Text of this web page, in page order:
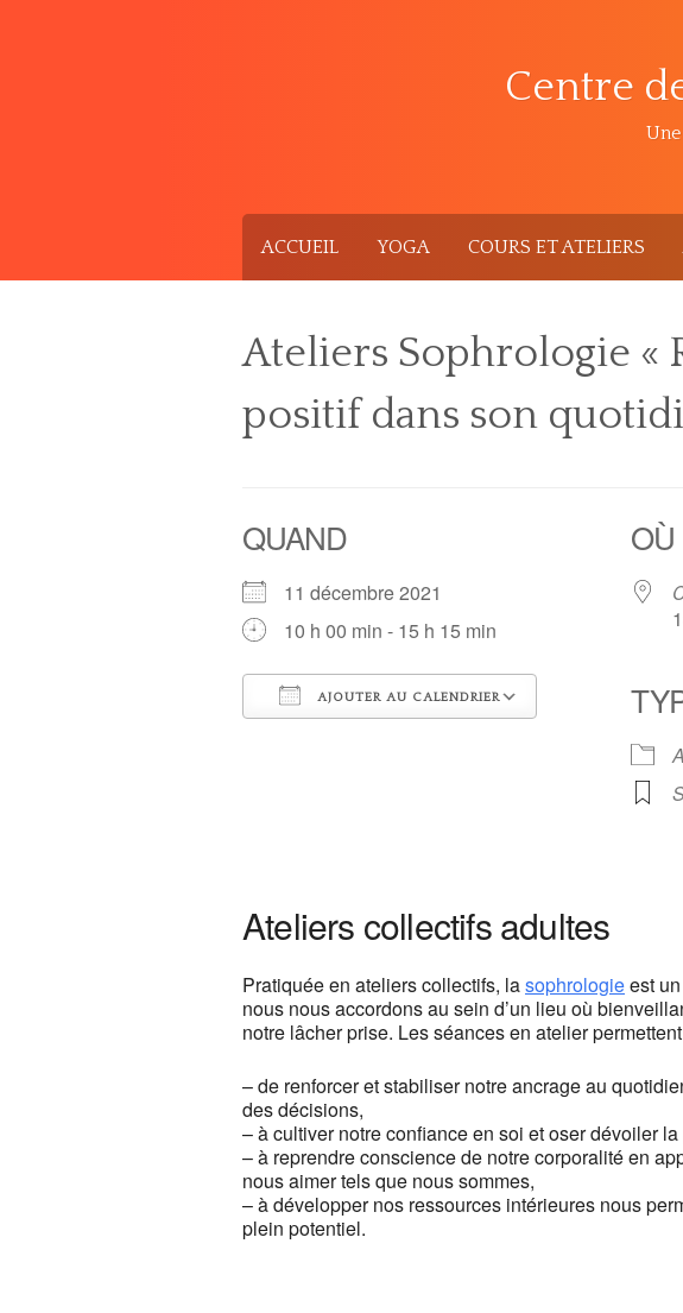
Centre
ACCUEIL YOGA COURS ET ATELIERS
Ateliers Sophrologie «
positif dans son
QUAND
11 décembre 2021
10 h 00 min - 15 h 15 min
AJOUTER AU CALENDRIER
Calendrier
OÙ
Voir Évènements
Do you own this website?
Ateliers collectifs adultes
Pratiquée en ateliers collectifs, lasophrologieest
nous nous accordons au sein d’un lieu où
notre lâcher prise. Les séances en atelier
– de renforcer et stabiliser notre ancrage au
des décisions,
– à cultiver notre confiance en soi et oser dévoiler
– à reprendre conscience de notre corporalité en
nous aimer tels que nous sommes,
– à développer nos ressources intérieures nous
plein potentiel.